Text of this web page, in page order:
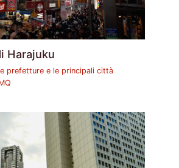
Harajuku
prefetture e le principali città